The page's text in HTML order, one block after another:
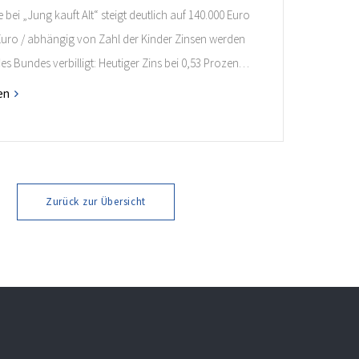
bei „Jung kauft Alt“ steigt deutlich auf 140.000 Euro
/ abhängig von Zahl der Kinder Zinsen werden
Bundes verbilligt: Heutiger Zins bei 0,53 Prozent
Jahren Laufzeit und 10 Jahren Zinsbindung
Zurück zur Übersicht